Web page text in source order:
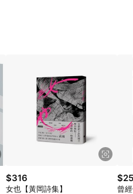
店」及顯示商店名稱者(指定活動店
$316
女也【黃岡詩集】
曾